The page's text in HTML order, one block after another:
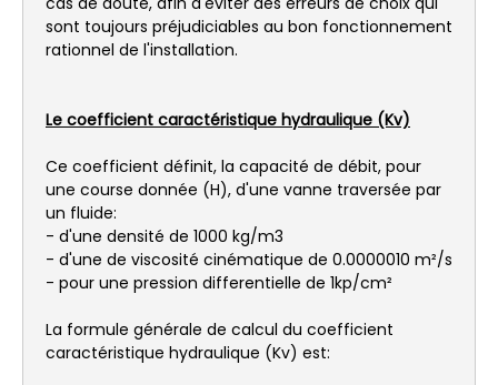
sont toujours préjudiciables au bon fonctionnement
rationnel de l'installation.
Le coefficient caractéristique hydraulique (Kv)
Ce coefficient définit, la capacité de débit, pour
une course donnée (H), d'une vanne traversée par
un fluide:
- d'une densité de 1000 kg/m3
- d'une de viscosité cinématique de 0.0000010 m²/s
- pour une pression differentielle de 1kp/cm²
La formule générale de calcul du coefficient
caractéristique hydraulique (Kv) est: